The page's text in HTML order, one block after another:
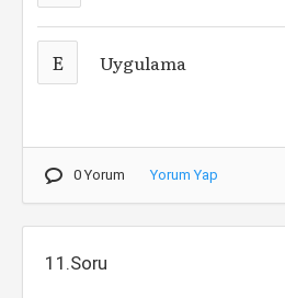
E Uygulama
0 Yorum Yorum Yap
11.Soru